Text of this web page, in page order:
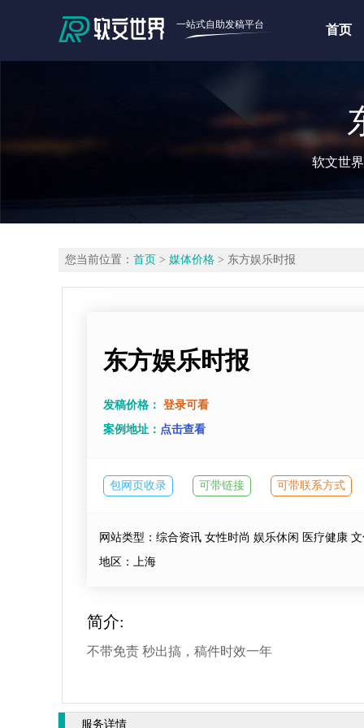
一站式自助发稿平台 首页
软文世
您当前位置： 首页 > 媒体价格 > 东方娱乐时报
东方娱乐时报
发稿价格： 登录可看
案例地址： 点击查看
包网页收录 可带链接 可带联系方式
网站类型：综合资讯 女性时尚 娱乐休闲 医疗健康
地区：上海
简介:
不带免责 秒出搞，稿件时效一年
服务详情